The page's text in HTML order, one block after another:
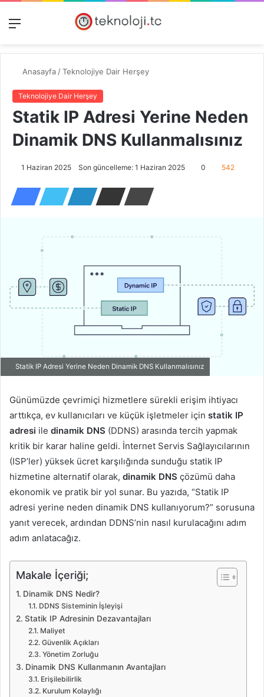
Kayıt
Anasayfa /Teknolojiye Dair Herşey
Teknolojiye Dair Herşey
Statik IP Adresi Yerine Neden
Dinamik DNS Kullanmalısınız
1 Haziran 2025 Son güncelleme: 1 Haziran 2025 0 542
Statik IP Adresi Yerine Neden Dinamik DNS Kullanmalısınız
Günümüzde çevrimiçi hizmetlere sürekli erişim ihtiyacı
arttıkça, ev kullanıcıları ve küçük işletmeler için statik IP
adresi ile dinamik DNS (DDNS) arasında tercih yapmak
kritik bir karar haline geldi. İnternet Servis Sağlayıcılarının
(ISP’ler) yüksek ücret karşılığında sunduğu statik IP
hizmetine alternatif olarak, dinamik DNS çözümü daha
ekonomik ve pratik bir yol sunar. Bu yazıda, “Statik IP
adresi yerine neden dinamik DNS kullanıyorum?” sorusuna
yanıt verecek, ardından DDNS’nin nasıl kurulacağını adım
adım anlatacağız.
Makale İçeriği;
Dinamik DNS Nedir?
DDNS Sisteminin İşleyişi
Statik IP Adresinin Dezavantajları
Maliyet
Güvenlik Açıkları
Yönetim Zorluğu
Dinamik DNS Kullanmanın Avantajları
Erişilebilirlik
Kurulum Kolaylığı